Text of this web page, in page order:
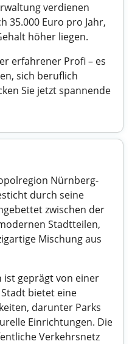
verdienen
35.000 Euro pro Jahr,
höher liegen.
erfahrener Profi – es
sich beruflich
Sie jetzt spannende
Nürnberg-
durch seine
zwischen der
Stadtteilen,
Mischung aus
ist geprägt von einer
bietet eine
darunter Parks
Einrichtungen. Die
Verkehrsnetz